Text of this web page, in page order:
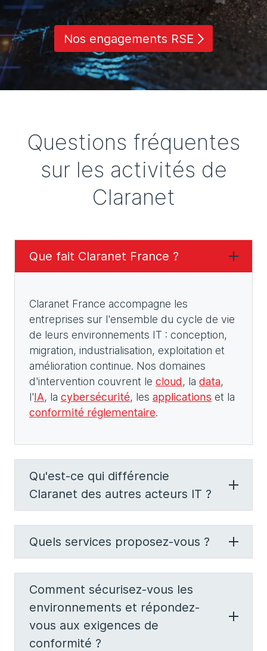
Nos engagements RSE
Questions fréquentes
sur les activités de
Claranet
Que fait Claranet France ?
Claranet France accompagne les
entreprises sur l'ensemble du cycle de vie
de leurs environnements IT : conception,
migration, industrialisation, exploitation et
amélioration continue. Nos domaines
d'intervention couvrent le cloud, la data,
l'IA, la cybersécurité, les applications et la
conformité réglementaire.
Qu'est-ce qui différencie
Claranet des autres acteurs IT ?
Quels services proposez-vous ?
Comment sécurisez-vous les
environnements et répondez-
vous aux exigences de
conformité ?